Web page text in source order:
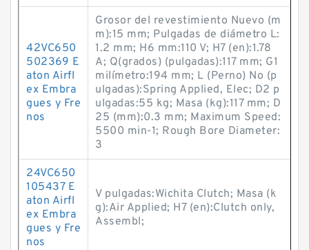
42VC650
502369 E
aton Airfl
ex Embra
gues y Fre
nos
Grosor del revestimiento Nuevo (m
m):15 mm; Pulgadas de diámetro L:
1.2 mm; H6 mm:110 V; H7 (en):1.78
A; Q(grados) (pulgadas):117 mm; G1
milímetro:194 mm; L (Perno) No (p
ulgadas):Spring Applied, Elec; D2 p
ulgadas:55 kg; Masa (kg):117 mm; D
25 (mm):0.3 mm; Maximum Speed:
5500 min-1; Rough Bore Diameter:
3
24VC650
105437 E
aton Airfl
ex Embra
gues y Fre
nos
V pulgadas:Wichita Clutch; Masa (k
g):Air Applied; H7 (en):Clutch only,
Assembl;